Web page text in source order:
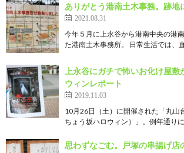
ありがとう港南土木事務。跡地
2021.08.31
今年５月に上永谷から港南中央の港
た港南土木事務所。 日常生活では、
上永谷にガチで怖いお化け屋
ウィンレポート
2019.11.03
10月26日（土）に開催された「丸山
ちょう坂ハロウィン）」。例年通り
思わずなごむ。戸塚の串揚げ店